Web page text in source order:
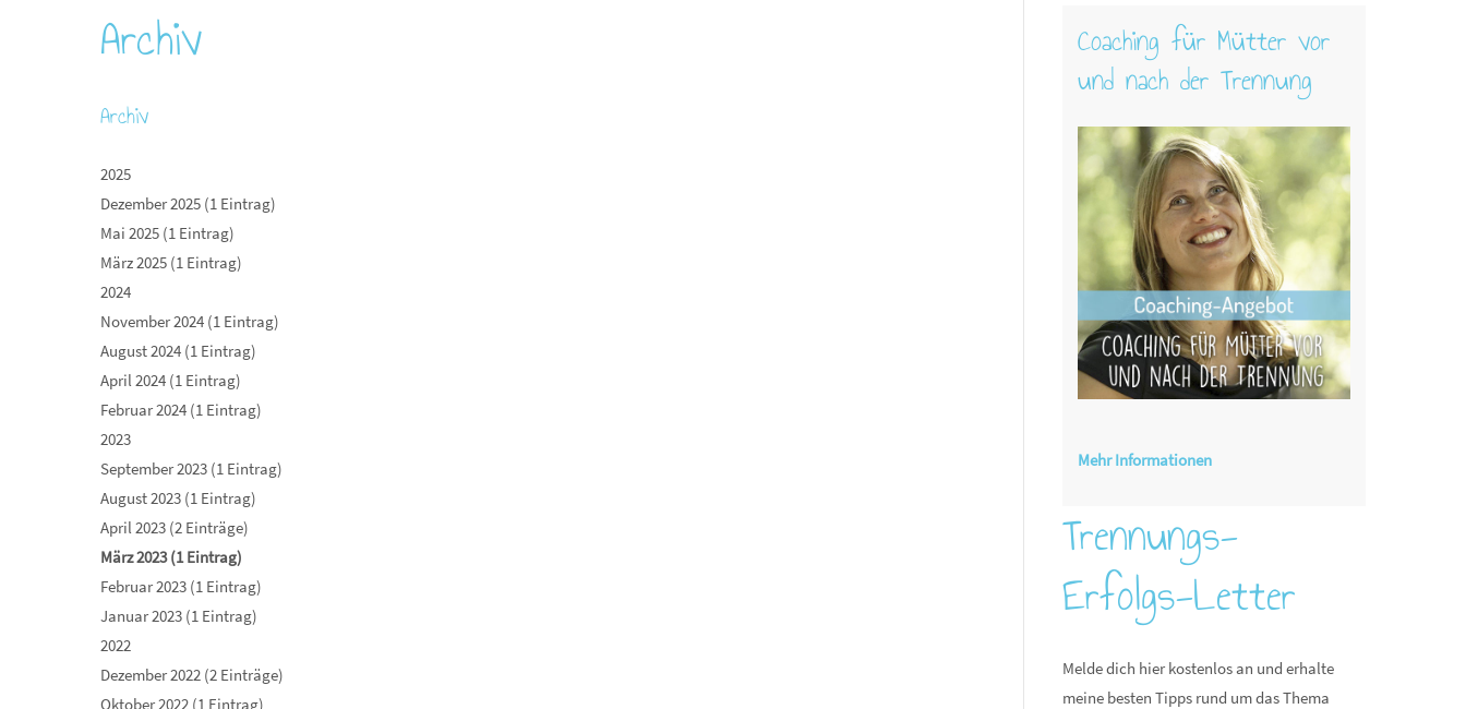
Archiv
Archiv
2025
Dezember 2025 (1 Eintrag)
Mai 2025 (1 Eintrag)
März 2025 (1 Eintrag)
2024
November 2024 (1 Eintrag)
August 2024 (1 Eintrag)
April 2024 (1 Eintrag)
Februar 2024 (1 Eintrag)
2023
September 2023 (1 Eintrag)
August 2023 (1 Eintrag)
April 2023 (2 Einträge)
März 2023 (1 Eintrag)
Februar 2023 (1 Eintrag)
Januar 2023 (1 Eintrag)
2022
Dezember 2022 (2 Einträge)
Oktober 2022 (1 Eintrag)
Coaching für Mütter vor
und nach der Trennung
Mehr Informationen
Trennungs-
Erfolgs-Letter
Melde dich hier kostenlos an und erhalte
meine besten Tipps rund um das Thema